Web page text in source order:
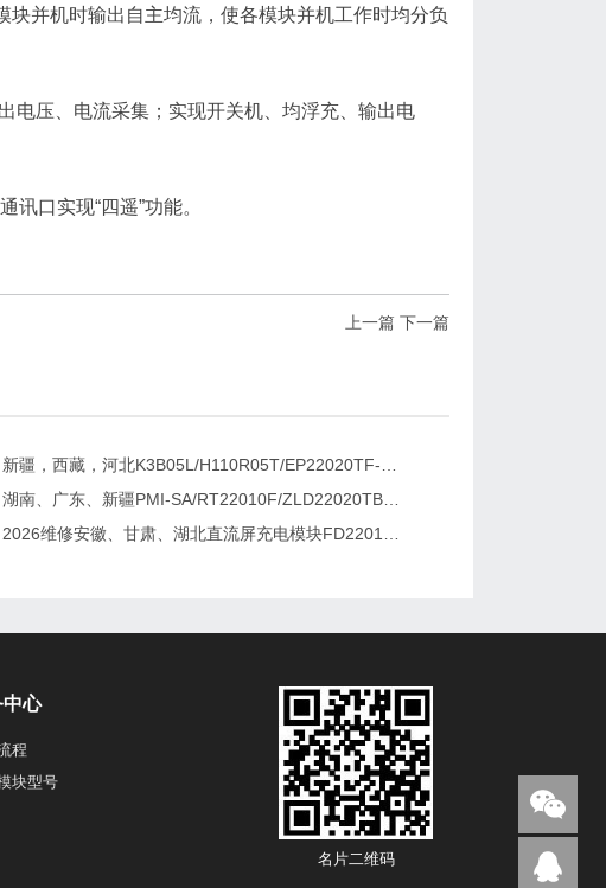
并机时输出自主均流，使各模块并机工作时均分负
电压、电流采集；实现开关机、均浮充、输出电
口实现“四遥”功能。
上一篇 下一篇
湖南、广东、新疆PMI-SA/RT22010F/ZLD22020TB电源模块维修更换
中心
程
块型号
名片二维码